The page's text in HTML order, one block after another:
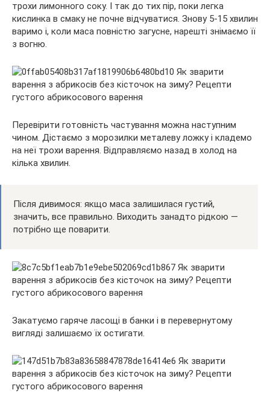
трохи лимонного соку. І так до тих пір, поки легка
кислинка в смаку не почне відчуватися. Знову 5-15 хвилин
варимо і, коли маса повністю загусне, нарешті знімаємо її
з вогню.
Перевірити готовність частування можна наступним
чином. Дістаємо з морозилки металеву ложку і кладемо
на неї трохи варення. Відправляємо назад в холод на
кілька хвилин.
Після дивимося: якщо маса залишилася густий,
значить, все правильно. Виходить занадто рідкою —
потрібно ще поварити.
Закатуємо гаряче ласощі в банки і в перевернутому
вигляді залишаємо їх остигати.